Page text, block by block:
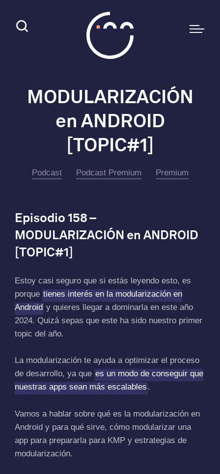
MODULARIZACIÓN
en ANDROID
[TOPIC#1]
Podcast Podcast Premium Premium
Episodio 158 –
MODULARIZACIÓN en ANDROID
[TOPIC#1]
Estoy casi seguro que si estás leyendo esto, es
porque tienes interés en la modularización en
Android y quieres llegar a dominarla en este año
2024. Quizá sepas que este ha sido nuestro primer
topic del año.
La modularización te ayuda a optimizar el proceso
de desarrollo, ya que es un modo de conseguir que
nuestras apps sean más escalables .
Vamos a hablar sobre qué es la modularización en
Android y para qué sirve, cómo modularizar una
app para prepararla para KMP y estrategias de
modularización.